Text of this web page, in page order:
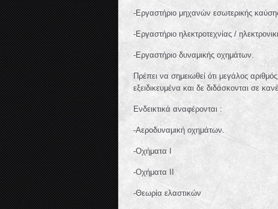
-Εργαστήριο μηχανών εσωτερικής
-Εργαστήριο ηλεκτροτεχνίας /
-Εργαστήριο δυναμικής οχημάτων.
Πρέπει να σημειωθεί ότι μεγάλος
εξειδικευμένα και δε διδάσκονται σε
Ενδεικτικά αναφέρονται :
-Αεροδυναμική οχημάτων.
-Οχήματα Ι
-Οχήματα ΙΙ
-Θεωρία ελαστικών